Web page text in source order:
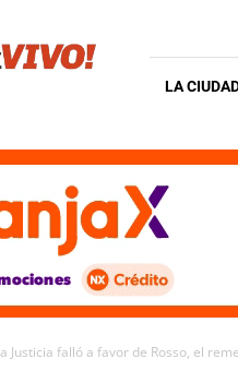
LA
Justicia falló a favor de Rosso, el